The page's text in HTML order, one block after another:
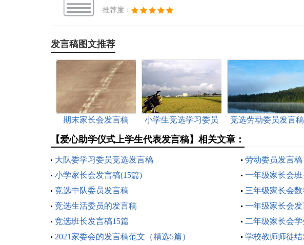
推荐度：
发言稿图文推荐
期末家长会发言稿
小学生竞选学习委员
竞选劳动委员发言稿
【爱心助学仪式上学生代表发言稿】相关文章：
大队委学习委员竞选发言稿
劳动委员发言稿
小学家长会发言稿(15篇)
一年级家长会
竞选中队委员发言稿
三年级家长会
竞选生活委员的发言稿
一年级家长会
竞选班长发言稿15篇
二年级家长会
2021家委会的发言稿范文（精选5篇）
学校教师师徒